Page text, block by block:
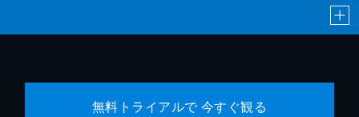
無料トライアルで 今すぐ観る